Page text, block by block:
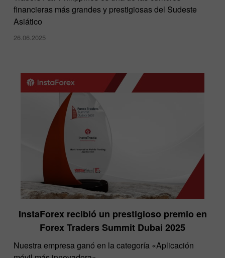
financieras más grandes y prestigiosas del Sudeste
Asiático
26.06.2025
InstaForex recibió un prestigioso premio en
Forex Traders Summit Dubai 2025
Nuestra empresa ganó en la categoría «Aplicación